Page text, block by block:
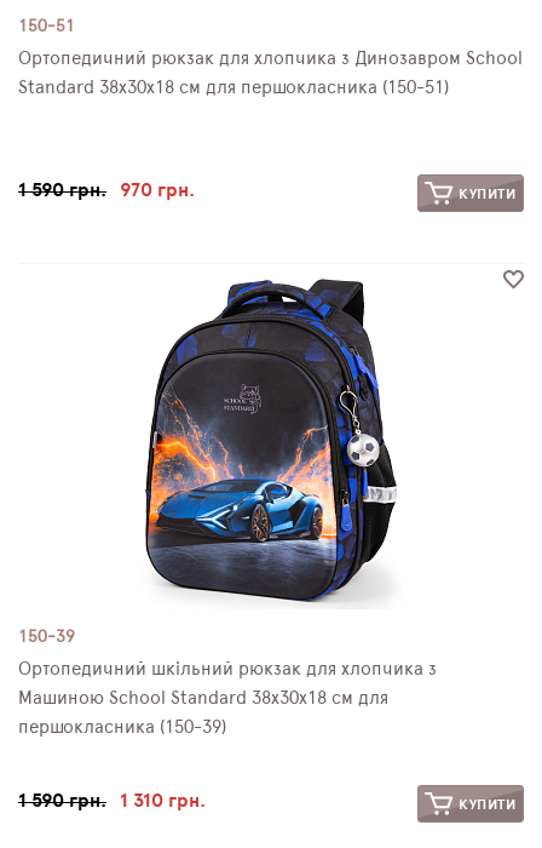
150-51
Ортопедичний рюкзак для хлопчика з Динозавром School
Standard 38х30х18 см для першокласника (150-51)
1 590 грн. 970 грн. КУПИТИ
150-39
Ортопедичний шкільний рюкзак для хлопчика з
Машиною School Standard 38х30х18 см для
першокласника (150-39)
1 590 грн. 1 310 грн. КУПИТИ